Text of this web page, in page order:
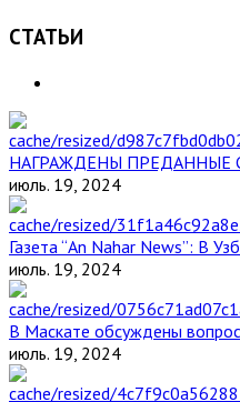
СТАТЬИ
НАГРАЖДЕНЫ
июль. 19, 2024
Газета “An Nahar News”: В
июль. 19, 2024
В Маскате обсуждены
июль. 19, 2024